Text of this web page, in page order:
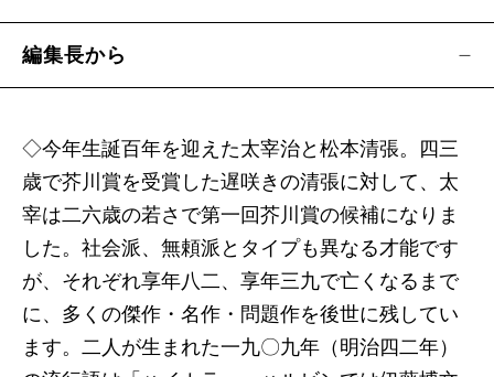
釈 徹宗『不干斎ハビアン―神も仏も棄てた宗教者
釈 徹宗／世界初の比較宗教学者
田近英一『凍った地球―スノーボールアースと生
命進化の物語―』
松井孝典／「地球が凍った」という事実に凍える
城山三郎『どうせ、あちらへは手ぶらで行く―
「そうか、もう君はいないのか」日録―』
編集長から
◇今年生誕百年を迎えた太宰治と松本清張。四三
歳で芥川賞を受賞した遅咲きの清張に対して、太
宰は二六歳の若さで第一回芥川賞の候補になりま
した。社会派、無頼派とタイプも異なる才能です
が、それぞれ享年八二、享年三九で亡くなるまで
に、多くの傑作・名作・問題作を後世に残してい
ます。二人が生まれた一九〇九年（明治四二年）